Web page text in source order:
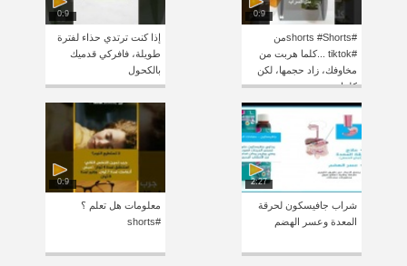
0:9
#shorts #Shortsمن
#tiktok ...كلما هربت من
مخاوفك، زاد حجمها، لكن
كلما
0:9
إذا كنت ترتدي حذاء لفترة
طويلة، فافركي قدميك
بالكحول
2:27
شراب جافيسكون لحرقة
المعدة وعسر الهضم
0:9
معلومات هل تعلم ؟
#shorts